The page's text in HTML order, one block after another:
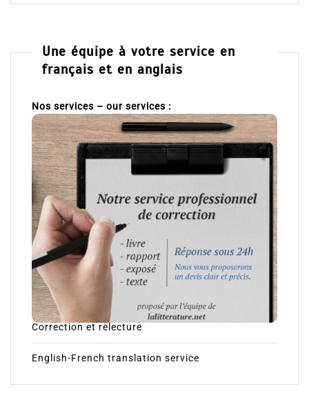
Une équipe à votre service en
français et en anglais
Nos services – our services :
Correction et relecture
English-French translation service